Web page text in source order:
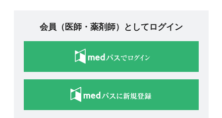
会員（医師・薬剤師）としてログイン